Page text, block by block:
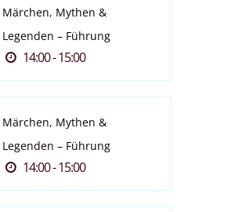
Märchen, Mythen &
Legenden – Führung
14:00 - 15:00
Märchen, Mythen &
Legenden – Führung
14:00 - 15:00